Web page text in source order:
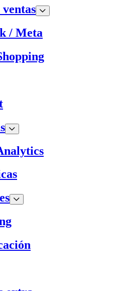
ventas
/ Meta